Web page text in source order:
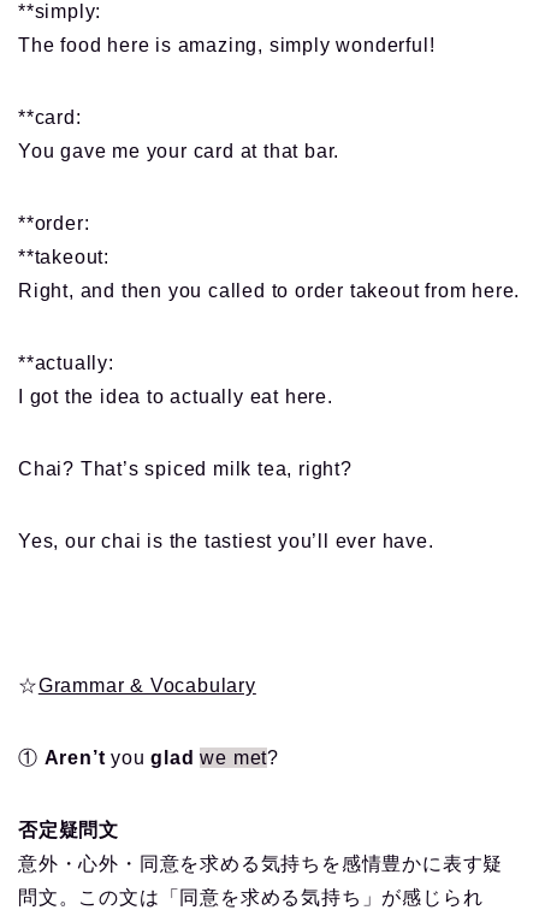
**simply:
The food here is amazing, simply wonderful!
**card:
You gave me your card at that bar.
**order:
**takeout:
Right, and then you called to order takeout from here.
**actually:
I got the idea to actually eat here.
Chai? That’s spiced milk tea, right?
Yes, our chai is the tastiest you’ll ever have.
☆Grammar & Vocabulary
① Aren’t youglad we met?
否定疑問文
意外・心外・同意を求める気持ちを感情豊かに表す疑
問文。この文は「同意を求める気持ち」が感じられ